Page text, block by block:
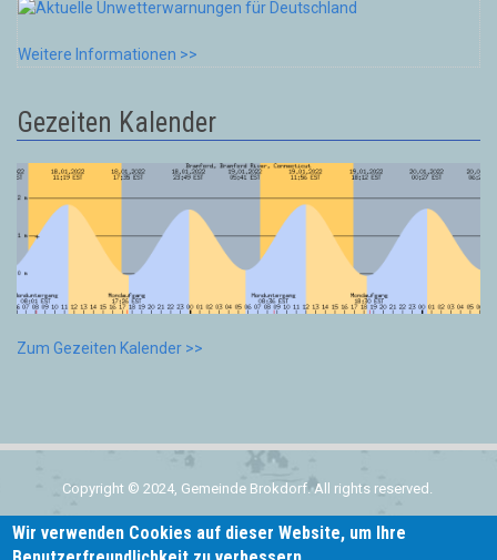
Weitere Informationen >>
Gezeiten Kalender
Zum Gezeiten Kalender >>
Copyright © 2024, Gemeinde Brokdorf. All rights reserved.
Wir verwenden Cookies auf dieser Website, um Ihre